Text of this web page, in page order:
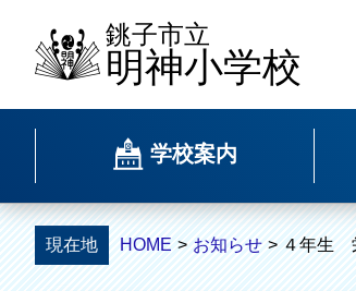
銚子市立
明神小学校
学校案内
現在地 HOME > お知らせ > ４年生